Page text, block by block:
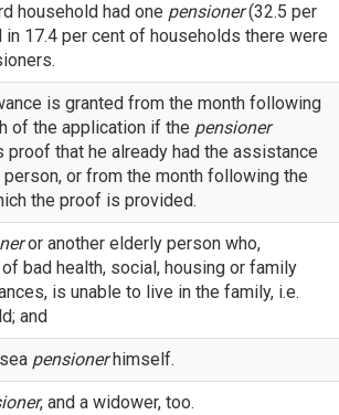
household had one pensioner(32.5 per
in 17.4 per cent of households there were
is granted from the month following
of the application if the pensioner
proof that he already had the assistance
or from the month following the
the proof is provided.
or another elderly person who,
bad health, social, housing or family
is unable to live in the family, i.e.
and
pensionerhimself.
, and a widower, too.